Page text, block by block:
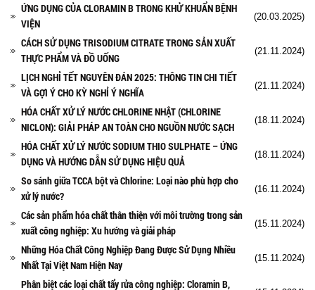
ỨNG DỤNG CỦA CLORAMIN B TRONG KHỬ KHUẨN BỆNH
VIỆN
(20.03.2025)
CÁCH SỬ DỤNG TRISODIUM CITRATE TRONG SẢN XUẤT
THỰC PHẨM VÀ ĐỒ UỐNG
(21.11.2024)
LỊCH NGHỈ TẾT NGUYÊN ĐÁN 2025: THÔNG TIN CHI TIẾT
VÀ GỢI Ý CHO KỲ NGHỈ Ý NGHĨA
(21.11.2024)
HÓA CHẤT XỬ LÝ NƯỚC CHLORINE NHẬT (CHLORINE
NICLON): GIẢI PHÁP AN TOÀN CHO NGUỒN NƯỚC SẠCH
(18.11.2024)
HÓA CHẤT XỬ LÝ NƯỚC SODIUM THIO SULPHATE – ỨNG
DỤNG VÀ HƯỚNG DẪN SỬ DỤNG HIỆU QUẢ
(18.11.2024)
So sánh giữa TCCA bột và Chlorine: Loại nào phù hợp cho
xử lý nước?
(16.11.2024)
Các sản phẩm hóa chất thân thiện với môi trường trong sản
xuất công nghiệp: Xu hướng và giải pháp
(15.11.2024)
Những Hóa Chất Công Nghiệp Đang Được Sử Dụng Nhiều
Nhất Tại Việt Nam Hiện Nay
(15.11.2024)
Phân biệt các loại chất tẩy rửa công nghiệp: Cloramin B,